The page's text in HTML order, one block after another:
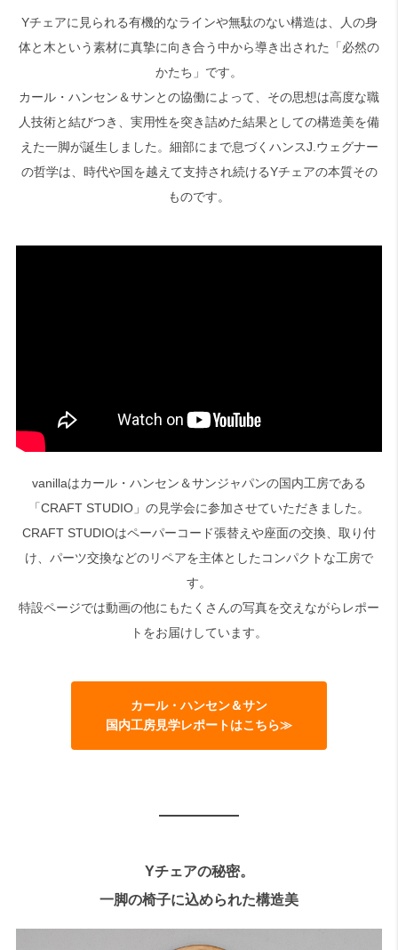
Yチェアに見られる有機的なラインや無駄のない構造は、人の身
体と木という素材に真摯に向き合う中から導き出された「必然の
かたち」です。
カール・ハンセン＆サンとの協働によって、その思想は高度な職
人技術と結びつき、実用性を突き詰めた結果としての構造美を備
えた一脚が誕生しました。細部にまで息づくハンスJ.ウェグナー
の哲学は、時代や国を越えて支持され続けるYチェアの本質その
ものです。
vanillaはカール・ハンセン＆サンジャパンの国内工房である
「CRAFT STUDIO」の見学会に参加させていただきました。
CRAFT STUDIOはペーパーコード張替えや座面の交換、取り付
け、パーツ交換などのリペアを主体としたコンパクトな工房で
す。
特設ページでは動画の他にもたくさんの写真を交えながらレポー
トをお届けしています。
カール・ハンセン＆サン
国内工房見学レポートはこちら≫
Yチェアの秘密。
一脚の椅子に込められた構造美